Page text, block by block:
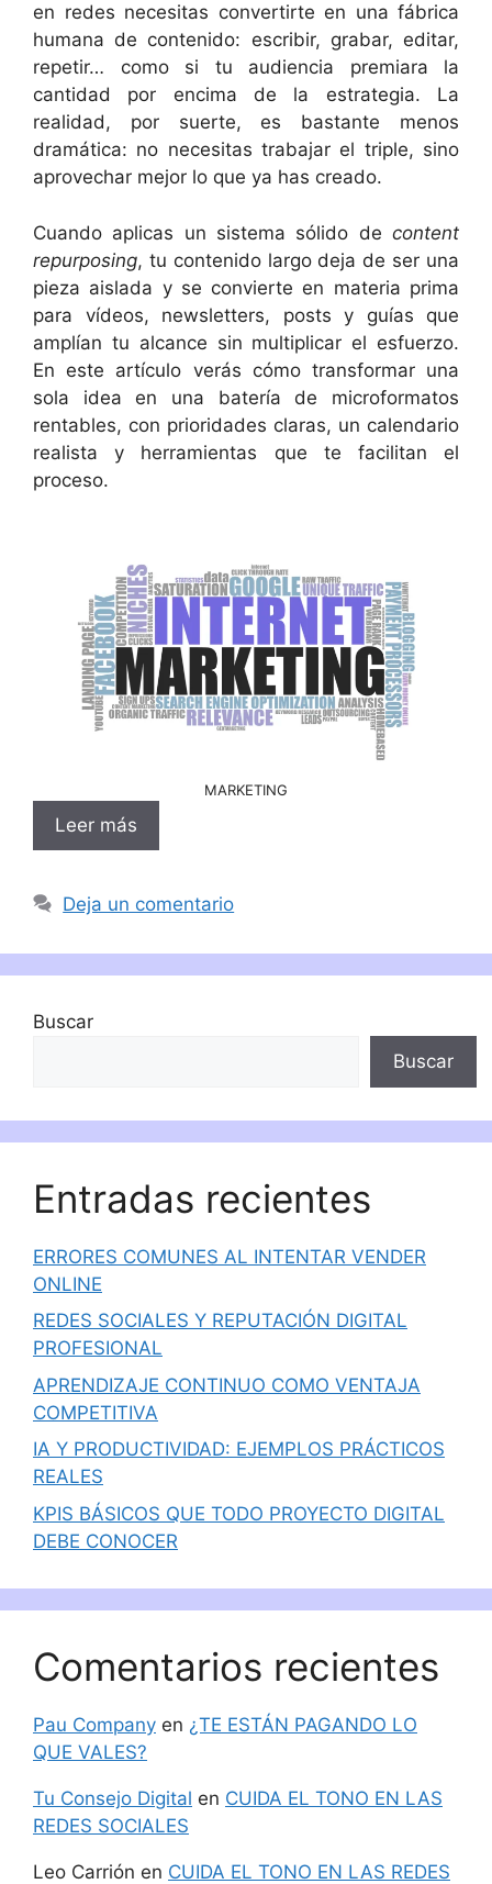
en redes necesitas convertirte en una fábrica
humana de contenido: escribir, grabar, editar,
repetir… como si tu audiencia premiara la
cantidad por encima de la estrategia. La
realidad, por suerte, es bastante menos
dramática: no necesitas trabajar el triple, sino
aprovechar mejor lo que ya has creado.
Cuando aplicas un sistema sólido de content
repurposing, tu contenido largo deja de ser una
pieza aislada y se convierte en materia prima
para vídeos, newsletters, posts y guías que
amplían tu alcance sin multiplicar el esfuerzo.
En este artículo verás cómo transformar una
sola idea en una batería de microformatos
rentables, con prioridades claras, un calendario
realista y herramientas que te facilitan el
proceso.
MARKETING
Leer más
Deja un comentario
Buscar
Buscar
Entradas recientes
ERRORES COMUNES AL INTENTAR VENDER
ONLINE
REDES SOCIALES Y REPUTACIÓN DIGITAL
PROFESIONAL
APRENDIZAJE CONTINUO COMO VENTAJA
COMPETITIVA
IA Y PRODUCTIVIDAD: EJEMPLOS PRÁCTICOS
REALES
KPIS BÁSICOS QUE TODO PROYECTO DIGITAL
DEBE CONOCER
Comentarios recientes
Pau Company en ¿TE ESTÁN PAGANDO LO
QUE VALES?
Tu Consejo Digital en CUIDA EL TONO EN LAS
REDES SOCIALES
Leo Carrión en CUIDA EL TONO EN LAS REDES